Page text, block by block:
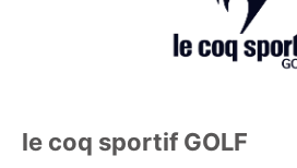
最新消息
le coq sportif GOLF